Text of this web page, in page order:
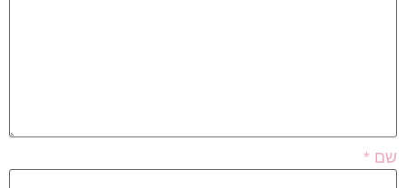
שם *